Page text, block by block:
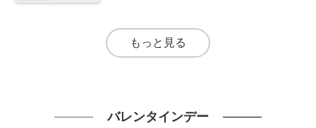
もっと見る
バレンタインデー